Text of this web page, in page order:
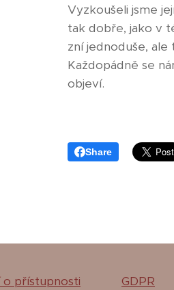
Vyzkoušeli jsme
tak dobře, jako v
zní jednoduše,
Každopádně se
objeví.
Share
o přístupnosti GDPR